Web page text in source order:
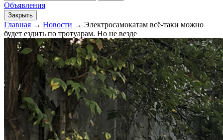
Объявления
Закрыть
Главная → Новости → Электросамокатам всё-таки можно
будет ездить по тротуарам. Но не везде